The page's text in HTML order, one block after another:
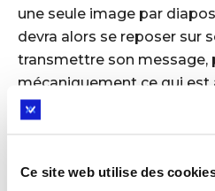
Ce site web utilise des
une seule image par
devra alors se reposer sur
transmettre son message,
mécaniquement ce qui est
verbale